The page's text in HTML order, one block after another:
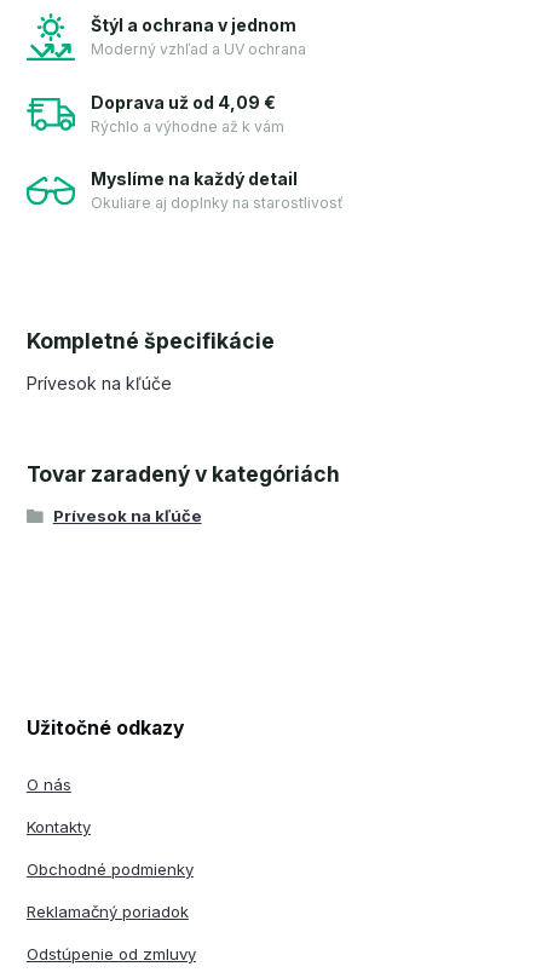
Štýl a ochrana v jednom
Moderný vzhľad a UV ochrana
Doprava už od 4,09 €
Rýchlo a výhodne až k vám
Myslíme na každý detail
Okuliare aj doplnky na starostlivosť
Kompletné špecifikácie
Prívesok na kľúče
Tovar zaradený v kategóriách
Prívesok na kľúče
Užitočné odkazy
O nás
Kontakty
Obchodné podmienky
Reklamačný poriadok
Odstúpenie od zmluvy